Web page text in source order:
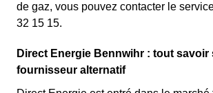
de gaz, vous pouvez contacter le
32 15 15.
Direct Energie Bennwihr : tout savoir
fournisseur alternatif